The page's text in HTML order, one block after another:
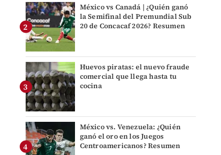
México vs Canadá | ¿Quién ganó
la Semifinal del Premundial Sub
20 de Concacaf 2026? Resumen
Huevos piratas: el nuevo fraude
comercial que llega hasta tu
cocina
México vs. Venezuela: ¿Quién
ganó el oro en los Juegos
Centroamericanos? Resumen